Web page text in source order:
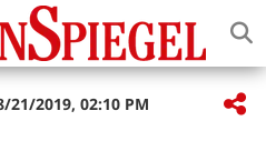
21/2019, 02:10 PM